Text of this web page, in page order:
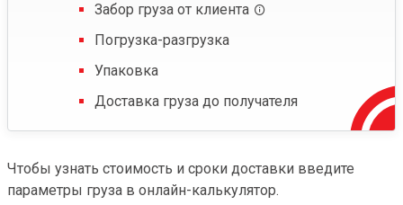
Забор груза от клиента
Погрузка-разгрузка
Упаковка
Доставка груза до получателя
Чтобы узнать стоимость и сроки доставки введите
параметры груза в онлайн-калькулятор.